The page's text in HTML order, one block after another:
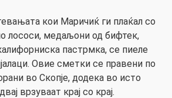
кои Маричиќ ги плаќал со
лососи, медаљони од бифтек,
пастрмка, се пиеле
Овие сметки се правени по
во Скопје, додека во исто
врзуваат крај со крај.